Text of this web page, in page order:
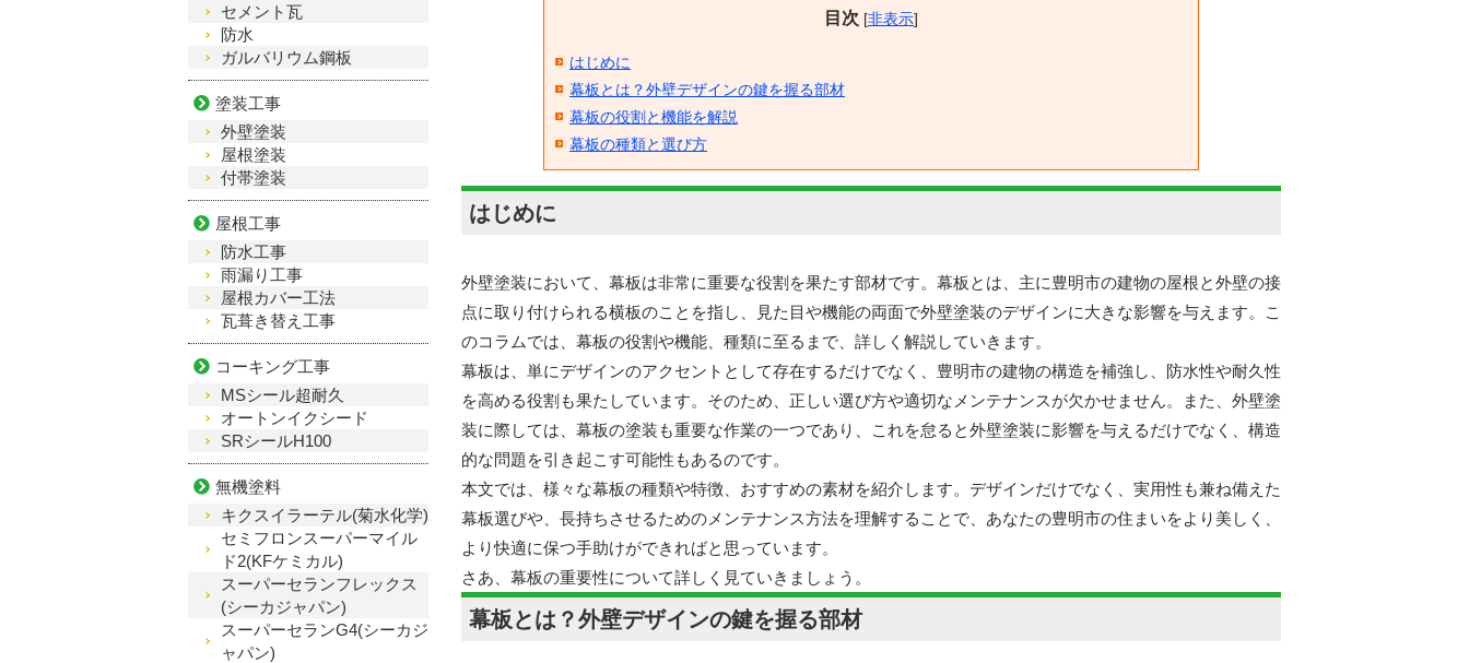
目次 [非表示]
はじめに
幕板とは？外壁デザインの鍵を握る部材
幕板の役割と機能を解説
幕板の種類と選び方
はじめに
外壁塗装において、幕板は非常に重要な役割を果たす部材です。幕板とは、主に豊明市の建物の屋根と外壁の接
点に取り付けられる横板のことを指し、見た目や機能の両面で外壁塗装のデザインに大きな影響を与えます。こ
のコラムでは、幕板の役割や機能、種類に至るまで、詳しく解説していきます。
幕板は、単にデザインのアクセントとして存在するだけでなく、豊明市の建物の構造を補強し、防水性や耐久性
を高める役割も果たしています。そのため、正しい選び方や適切なメンテナンスが欠かせません。また、外壁塗
装に際しては、幕板の塗装も重要な作業の一つであり、これを怠ると外壁塗装に影響を与えるだけでなく、構造
的な問題を引き起こす可能性もあるのです。
本文では、様々な幕板の種類や特徴、おすすめの素材を紹介します。デザインだけでなく、実用性も兼ね備えた
幕板選びや、長持ちさせるためのメンテナンス方法を理解することで、あなたの豊明市の住まいをより美しく、
より快適に保つ手助けができればと思っています。
さあ、幕板の重要性について詳しく見ていきましょう。
幕板とは？外壁デザインの鍵を握る部材
セメント瓦
防水
ガルバリウム鋼板
塗装工事
外壁塗装
屋根塗装
付帯塗装
屋根工事
防水工事
雨漏り工事
屋根カバー工法
瓦葺き替え工事
コーキング工事
MSシール超耐久
オートンイクシード
SRシールH100
無機塗料
キクスイラーテル(菊水化学)
セミフロンスーパーマイル
ド2(KFケミカル)
スーパーセランフレックス
(シーカジャパン)
スーパーセランG4(シーカジ
ャパン)